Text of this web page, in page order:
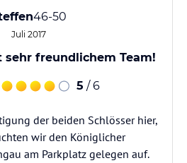
46-50
Juli 2017
freundlichem Team!
5 / 6
der beiden Schlösser hier,
wir den Königlicher
am Parkplatz gelegen auf.